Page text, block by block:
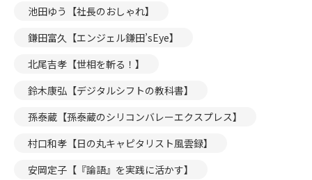
池田ゆう【社長のおしゃれ】
鎌田富久【エンジェル鎌田’sEye】
北尾吉孝【世相を斬る！】
鈴木康弘【デジタルシフトの教科書】
孫泰蔵【孫泰蔵のシリコンバレーエクスプレス】
村口和孝【日の丸キャピタリスト風雲録】
安岡定子【『論語』を実践に活かす】